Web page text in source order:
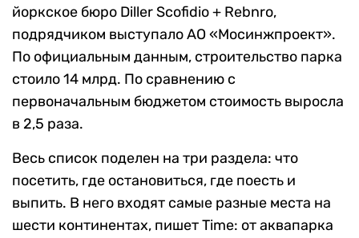
йоркское бюро Diller Scofidio + Rebnro,
подрядчиком выступало АО «Мосинжпроект».
По официальным данным, строительство парка
стоило 14 млрд. По сравнению с
первоначальным бюджетом стоимость выросла
в 2,5 раза.
Весь список поделен на три раздела: что
посетить, где остановиться, где поесть и
выпить. В него входят самые разные места на
шести континентах, пишет Time: от аквапарка